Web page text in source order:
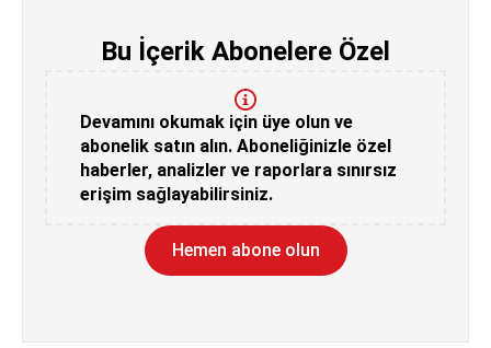
Bu İçerik Abonelere Özel
Devamını okumak için üye olun ve
abonelik satın alın. Aboneliğinizle özel
haberler, analizler ve raporlara sınırsız
erişim sağlayabilirsiniz.
Hemen abone olun